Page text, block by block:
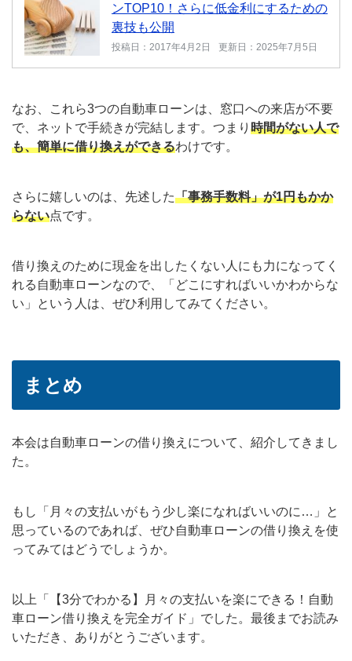
ンTOP10！さらに低金利にするための
裏技も公開
投稿日：2017年4月2日 更新日：2025年7月5日
なお、これら3つの自動車ローンは、窓口への来店が不要
で、ネットで手続きが完結します。つまり 時間がない人で
も、簡単に借り換えができるわけです。
さらに嬉しいのは、先述した「事務手数料」が1円もかか
らない点です。
借り換えのために現金を出したくない人にも力になってく
れる自動車ローンなので、「どこにすればいいかわからな
い」という人は、ぜひ利用してみてください。
まとめ
本会は自動車ローンの借り換えについて、紹介してきまし
た。
もし「月々の支払いがもう少し楽になればいいのに…」と
思っているのであれば、ぜひ自動車ローンの借り換えを使
ってみてはどうでしょうか。
以上「【3分でわかる】月々の支払いを楽にできる！自動
車ローン借り換えを完全ガイド」でした。最後までお読み
いただき、ありがとうございます。